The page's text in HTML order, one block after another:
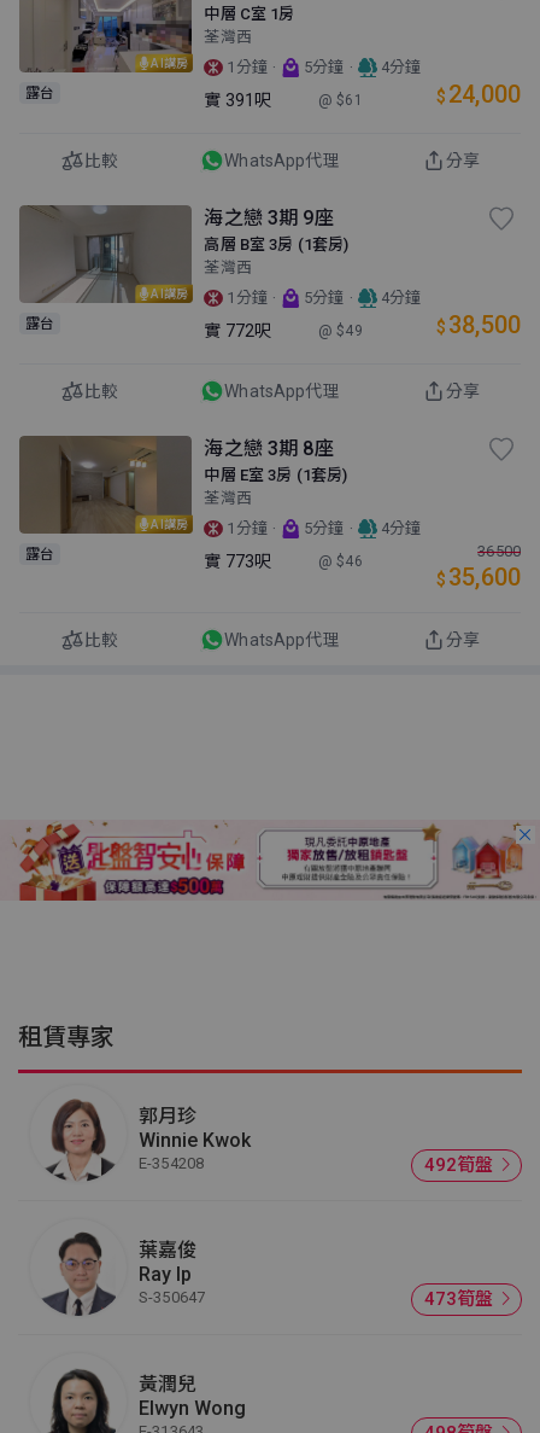
AI講房
露台
中層 C室 1房
荃灣西
1分鐘 · 5分鐘 · 4分鐘
實 391呎 @ $61 $ 24,000
比較 WhatsApp代理 分享
AI講房
露台
海之戀 3期 9座
高層 B室 3房 (1套房)
荃灣西
1分鐘 · 5分鐘 · 4分鐘
實 772呎 @ $49 $ 38,500
比較 WhatsApp代理 分享
AI講房
露台
海之戀 3期 8座
中層 E室 3房 (1套房)
荃灣西
1分鐘 · 5分鐘 · 4分鐘
實 773呎 @ $46
36500
$ 35,600
比較 WhatsApp代理 分享
租賃專家
郭月珍
Winnie Kwok
E-354208 492筍盤
葉嘉俊
Ray Ip
S-350647 473筍盤
黃潤兒
Elwyn Wong